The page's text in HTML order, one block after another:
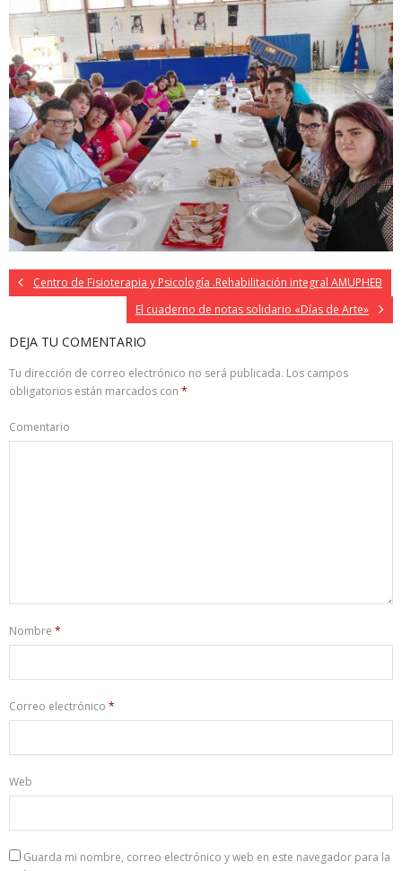
Centro de Fisioterapia y Psicología .Rehabilitación integral AMUPHEB
El cuaderno de notas solidario «Días de Arte»
DEJA TU COMENTARIO
Tu dirección de correo electrónico no será publicada. Los campos
obligatorios están marcados con *
Comentario
Nombre *
Correo electrónico *
Web
Guarda mi nombre, correo electrónico y web en este navegador para la